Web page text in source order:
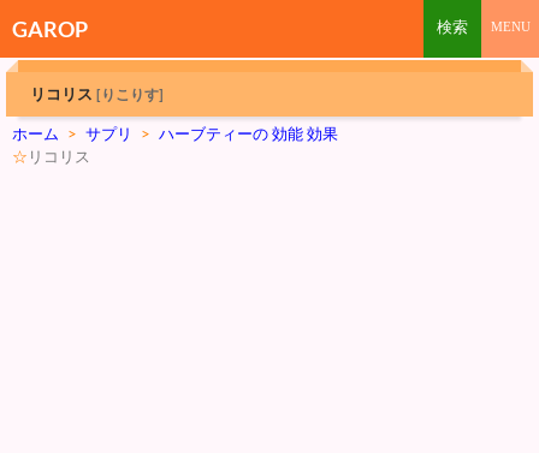
GAROP
リコリス [りこりす]
ホーム > サプリ > ハーブティーの 効能 効果
☆ リコリス